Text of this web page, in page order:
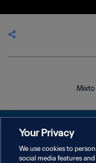
Mixto
Your Privacy
We use cookies to
social media features